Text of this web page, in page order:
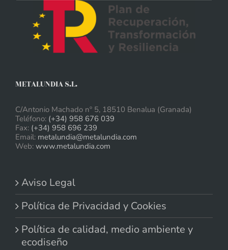
METALUNDIA S.L.
C/Antonio Machado nº 5, 18510 Benalua (Granada)
Teléfono: (+34) 958 676 039
Fax: (+34) 958 696 239
Email: metalundia@metalundia.com
Web: www.metalundia.com
Aviso Legal
Política de Privacidad y Cookies
Política de calidad, medio ambiente y
ecodiseño